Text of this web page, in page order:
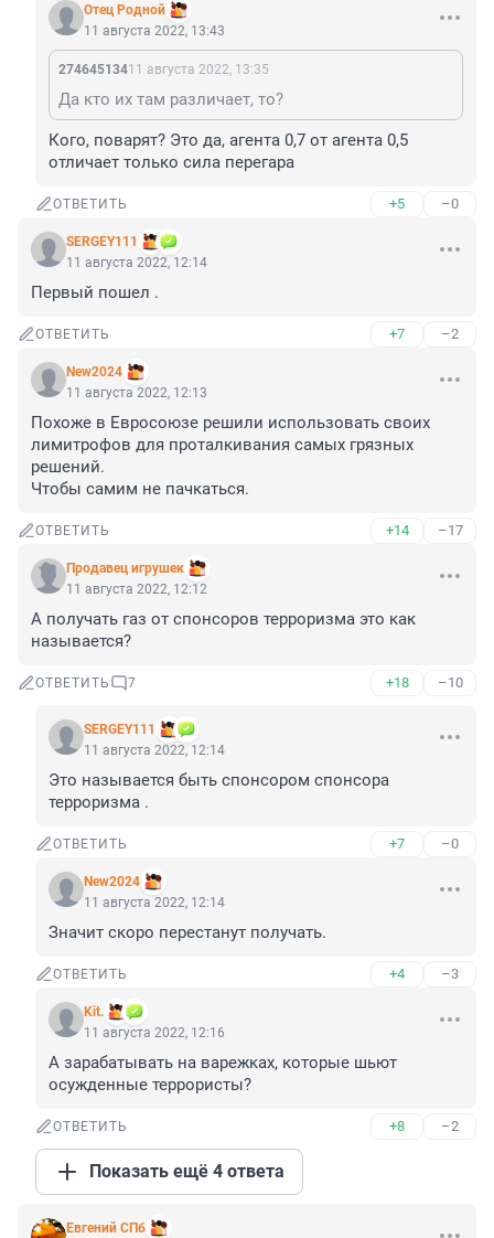
Отец Родной
11 августа 2022, 13:43
27464513411 августа 2022, 13:35
Да кто их там различает, то?
Кого, поварят? Это да, агента 0,7 от агента 0,5
отличает только сила перегара
ОТВЕТИТЬ +5 –0
SERGEY111
11 августа 2022, 12:14
Первый пошел .
ОТВЕТИТЬ +7 –2
New2024
11 августа 2022, 12:13
Похоже в Евросоюзе решили использовать своих
лимитрофов для проталкивания самых грязных
решений.
Чтобы самим не пачкаться.
ОТВЕТИТЬ +14 –17
Продавец игрушек
11 августа 2022, 12:12
А получать газ от спонсоров терроризма это как
называется?
ОТВЕТИТЬ 7 +18 –10
SERGEY111
11 августа 2022, 12:14
Это называется быть спонсором спонсора
терроризма .
ОТВЕТИТЬ +7 –0
New2024
11 августа 2022, 12:14
Значит скоро перестанут получать.
ОТВЕТИТЬ +4 –3
Kit.
11 августа 2022, 12:16
А зарабатывать на варежках, которые шьют
осужденные террористы?
ОТВЕТИТЬ +8 –2
Показать ещё 4 ответа
Евгений СПб